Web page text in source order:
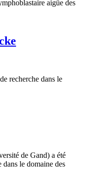
aigüe des
recherche dans le
de Gand) a été
dans le domaine des